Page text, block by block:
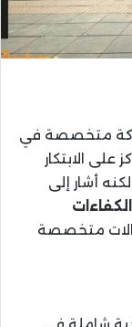
شركة متخصصة في
الابتكار
أشار إلى
متخصصة
شاملة في